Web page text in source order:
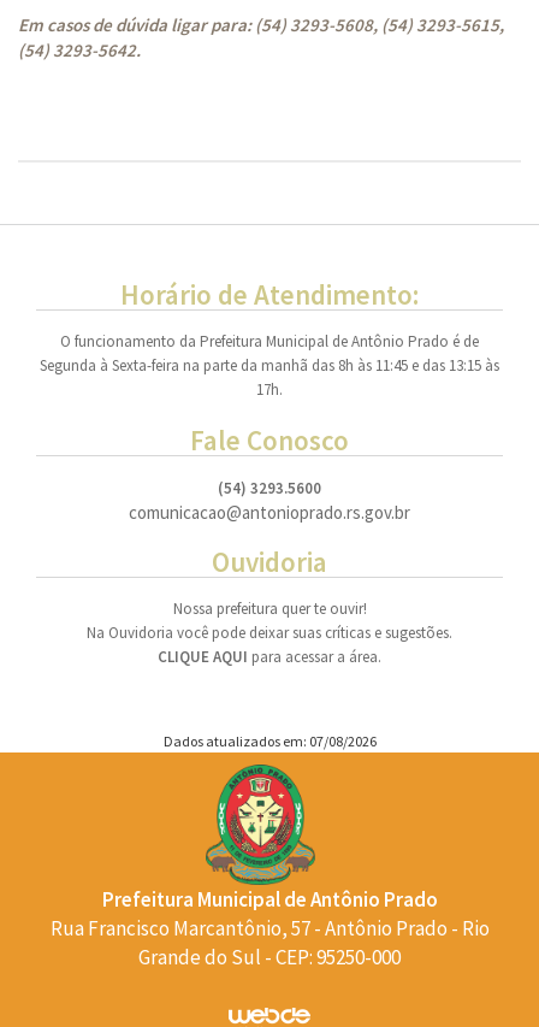
Em casos de dúvida ligar para: (54) 3293-5608, (54) 3293-5615,
(54) 3293-5642.
Horário de Atendimento:
O funcionamento da Prefeitura Municipal de Antônio Prado é de
Segunda à Sexta-feira na parte da manhã das 8h às 11:45 e das 13:15 às
17h.
Fale Conosco
(54) 3293.5600
comunicacao@antonioprado.rs.gov.br
Ouvidoria
Nossa prefeitura quer te ouvir!
Na Ouvidoria você pode deixar suas críticas e sugestões.
CLIQUE AQUI para acessar a área.
Dados atualizados em: 07/08/2026
Prefeitura Municipal de Antônio Prado
Rua Francisco Marcantônio, 57 - Antônio Prado - Rio
Grande do Sul - CEP: 95250-000